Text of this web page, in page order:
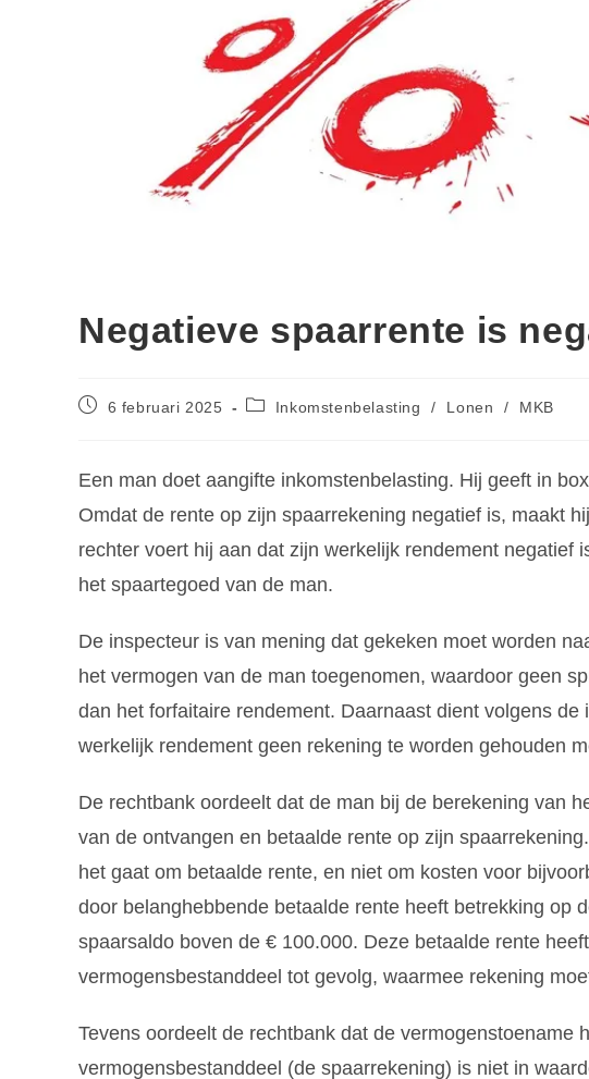
Negatieve spaarrente is
6 februari 2025 Inkomstenbelasting / Lonen / MKB
Een man doet aangifte inkomstenbelasting. Hij geeft in
Omdat de rente op zijn spaarrekening negatief is, maakt
rechter voert hij aan dat zijn werkelijk rendement negatief
het spaartegoed van de man.
De inspecteur is van mening dat gekeken moet worden
het vermogen van de man toegenomen, waardoor geen
dan het forfaitaire rendement. Daarnaast dient volgens
werkelijk rendement geen rekening te worden gehouden
De rechtbank oordeelt dat de man bij de berekening van
van de ontvangen en betaalde rente op zijn
het gaat om betaalde rente, en niet om kosten voor
door belanghebbende betaalde rente heeft betrekking op
spaarsaldo boven de € 100.000. Deze betaalde rente
vermogensbestanddeel tot gevolg, waarmee rekening
Tevens oordeelt de rechtbank dat de vermogenstoename
vermogensbestanddeel (de spaarrekening) is niet in